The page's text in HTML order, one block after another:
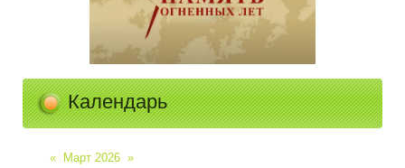
Календарь
« Март 2026 »